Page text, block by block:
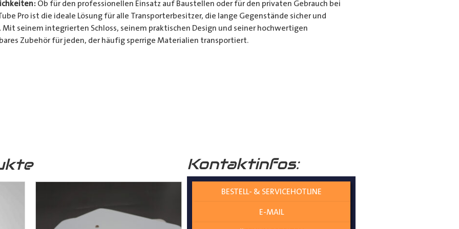
Ob für den professionellen Einsatz auf Baustellen oder für den privaten Gebrauch bei
Pro ist die ideale Lösung für alle Transporterbesitzer, die lange Gegenstände sicher und
seinem integrierten Schloss, seinem praktischen Design und seiner hochwertigen
Zubehör für jeden, der häufig sperrige Materialien transportiert.
Design, seinem integrierten Schloss und seiner vielseitigen Anwendung ist es die ultimative
Verfügung. Kontaktinfos:
BESTELL- & SERVICEHOTLINE
E-MAIL